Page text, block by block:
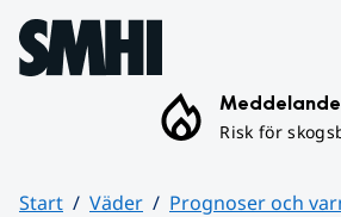
Hoppa till sidans innehåll
Meddelande
Risk för
Start Väder
Prognoser och